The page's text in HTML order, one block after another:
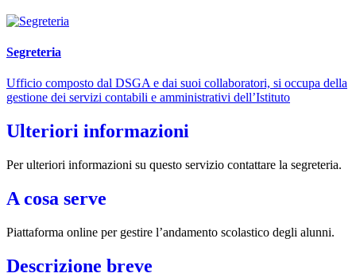
Segreteria
Ufficio composto dal DSGA e dai suoi collaboratori, si occupa della
gestione dei servizi contabili e amministrativi dell’Istituto
Ulteriori informazioni
Per ulteriori informazioni su questo servizio contattare la segreteria.
A cosa serve
Piattaforma online per gestire l’andamento scolastico degli alunni.
Descrizione breve